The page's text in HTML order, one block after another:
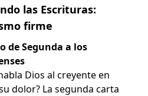
las Escrituras:
firme
de Segunda a los
Dios al creyente en
dolor? La segunda carta